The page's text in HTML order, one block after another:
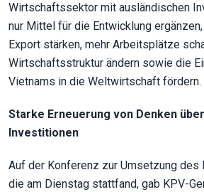
Wirtschaftssektor mit ausländischen
nur Mittel für die Entwicklung
Export stärken, mehr Arbeitsplätze
Wirtschaftsstruktur ändern sowie die
Vietnams in die Weltwirtschaft fördern.
Starke Erneuerung von Denken
Investitionen
Auf der Konferenz zur Umsetzung des
die am Dienstag stattfand, gab KPV-